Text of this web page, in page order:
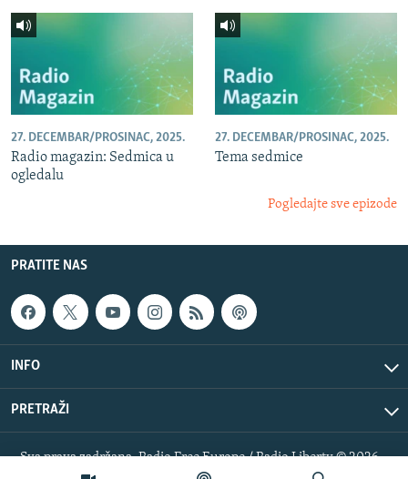
27. DECEMBAR/PROSINAC, 2025.
Radio magazin: Sedmica u
ogledalu
27. DECEMBAR/PROSINAC, 2025.
Tema sedmice
Pogledajte sve epizode
PRATITE NAS
INFO
PRETRAŽI
Sva prava zadržana. Radio Free Europe / Radio Liberty © 2026
RFE/RL, Inc.